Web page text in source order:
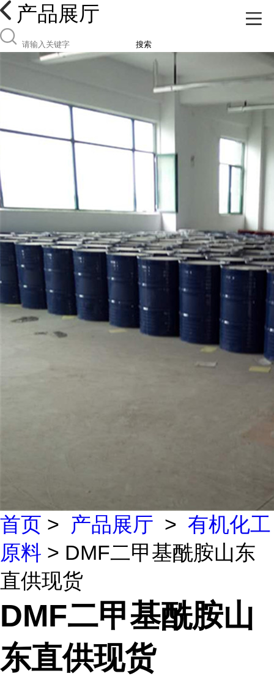
产品展厅
搜索
首页 > 产品展厅 > 有机化工
原料 > DMF二甲基酰胺山东
直供现货
DMF二甲基酰胺山
东直供现货